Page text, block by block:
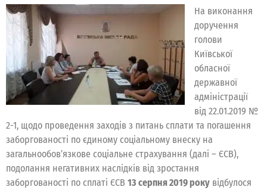
На виконання
доручення
голови
Київської
обласної
державної
адміністрації
від 22.01.2019 №
2-1, щодо проведення заходів з питань сплати та погашення
заборгованості по єдиному соціальному внеску на
загальнообов’язкове соціальне страхування (далі – ЄСВ),
подолання негативних наслідків від зростання
заборгованості по сплаті ЄСВ 13 серпня 2019 року відбулося